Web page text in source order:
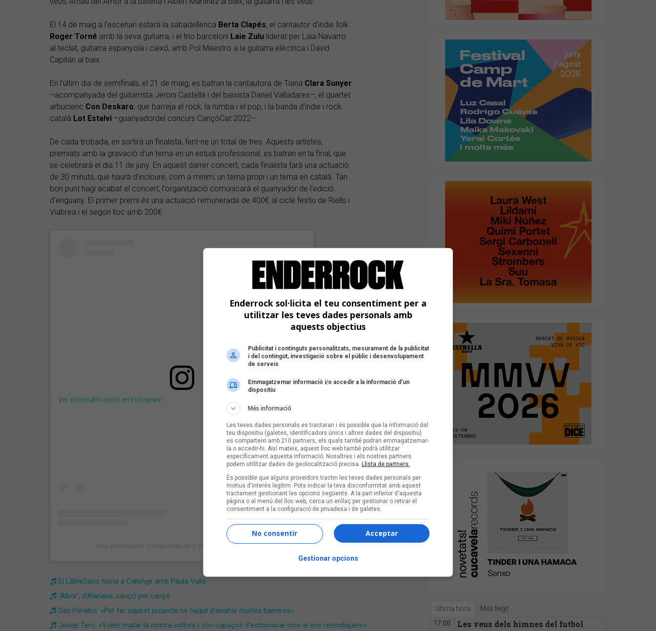
El 14 de maig a l’escenari estarà la sabadellenca Berta Clapés, el cantautor d’indie folk
Roger Torné amb la seva guitarra, i el trio barceloní Laie Zulu liderat per Laia Navarro
al teclat, guitarra espanyola i caixó, amb Pol Maestro a la guitarra elèctrica i David
Capitán al baix.
En l’últim dia de semifinals, el 21 de maig, es batran la cantautora de Tiana Clara Sunyer
–acompanyada del guitarrista Jeroni Castellà i del baixista Daniel Valladares–, el quartet
arbucienc Con Deskaro, que barreja el rock, la rumba i el pop, i la banda d’indie i rock
català Lot Estalvi –guanyadordel concurs CançóCat 2022–.
De cada trobada, en sortirà un finalista, fent-ne un total de tres. Aquests artistes,
premiats amb la gravació d'un tema en un estudi professional, es batran en la final, que
se celebrarà el dia 11 de juny. En aquest darrer concert, cada finalista farà una actuació
de 30 minuts, que haurà d'incloure, com a mínim, un tema propi i un tema en català. Tan
bon punt hagi acabat el concert, l'organització comunicarà el guanyador de l’edició
d’enguany. El primer premi és una actuació remunerada de 400€ al cicle festiu de Riells i
Viabrea i el segon lloc amb 200€.
Ver esta publicación en Instagram
Una publicación compartida de L'impuls! (@limpulsriells)
El LlibreSons torna a Calonge amb Paula Valls
'Albor', d'Alanaire, cançó per cançó
Dan Peralbo: «Per fer aquest projecte he hagut d'aixafar moltes barreres»
Josep Tero: «Volen matar la nostra cultura i són capaços d’estomacar-nos si ens reivindiquem»
Última hora Més llegit
17:00
Les veus dels himnes del futbol
Enderrock sol·licita el teu consentiment per a
utilitzar les teves dades personals amb
aquests objectius
Publicitat i continguts personalitzats, mesurament de la publicitat
i del contingut, investigació sobre el públic i desenvolupament
de serveis
Emmagatzemar informació i/o accedir a la informació d’un
dispositiu
Més informació
Les teves dades personals es tractaran i és possible que la informació del
teu dispositiu (galetes, identificadors únics i altres dades del dispositiu)
es comparteixi amb 210 partners, els quals també podran emmagatzemar-
la o accedir-hi. Així mateix, aquest lloc web també podrà utilitzar
específicament aquesta informació. Nosaltres i els nostres partners
podem utilitzar dades de geolocalització precisa. Llista de partners.
És possible que alguns proveïdors tractin les teves dades personals per
motius d'interès legítim. Pots indicar la teva disconformitat amb aquest
tractament gestionant les opcions següents. A la part inferior d'aquesta
pàgina o al menú del lloc web, cerca un enllaç per gestionar o retirar el
consentiment a la configuració de privadesa i de galetes.
Acceptar
No consentir
Gestionar opcions